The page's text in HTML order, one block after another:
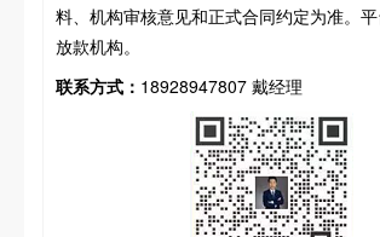
料、机构审核意见和正式合同约定为准。
放款机构。
联系方式： 18928947807 戴经理